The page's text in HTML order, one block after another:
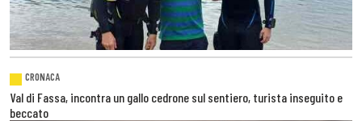
CRONACA
Val di Fassa, incontra un gallo cedrone sul sentiero, turista inseguito e
beccato